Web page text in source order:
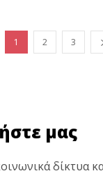
1 2 3
μας
δίκτυα